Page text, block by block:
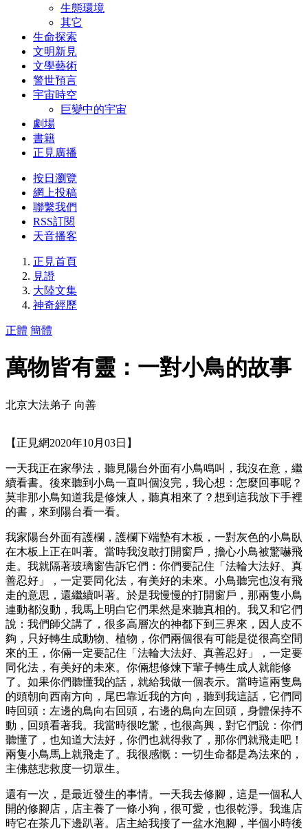
生態環境
其它
生命探索
文明新見
文學藝術
警世預言
宇宙時空
巨變中的宇宙
劇場
書籍
正見廣播
按日瀏覽
網上投稿
聯繫我們
RSS訂閱
天音播客
正見首頁
見證
大陸文集
神奇經歷
正體 簡體
萬物皆有靈：一對小鳥的故事
北京大法弟子 向善
【正見網2020年10月03日】
一天我正在家學法，聽見陽台外面有小鳥鳴叫，我沒在意，繼
續看書。後來聽到小鳥一直叫個沒完，我心想：怎麼回事呢？
莫非那小鳥知道我是修煉人，聽真相來了？想到這我放下手裡
的書，來到陽台看一看。
我家陽台外面有護欄，護欄下端墊有木板，一對灰色的小鳥臥
在木板上正在叫著。當時我沒敢打開窗戶，擔心小鳥被驚嚇飛
走。我就隔著玻璃窗告訴它們：你們要記住「法輪大法好、真
善忍好」，一定要同化法，有美好的未來。小鳥聽完也沒有飛
走的意思，還繼續叫著。於是我慢慢的打開窗戶，那兩隻小鳥
連動都沒動，我馬上明白它們果然是來聽真相的。我又和它們
說：我們師父講了，很多高層次的神都下到三界來，因人皮不
夠，只好轉生成動物、植物，你們兩個很有可能是從很高空間
來的王，你倆一定要記住「法輪大法好、真善忍好」，一定要
同化法，有美好的未來。你倆想修煉下輩子轉生成人就能修
了。如果你們聽懂我的話，就給我做一個表示。當時這兩隻鳥
的頭朝向西南方向，尾巴靠近我的方向，聽到我這話，它們同
時回頭：左邊的鳥向右回頭，右邊的鳥向左回頭，身體保持不
動，回頭看著我。我當時很吃驚，也很高興，對它們說：你們
聽懂了，也知道大法好，你們也就得救了，那你們就飛走吧！
兩隻小鳥馬上就飛走了。我很感慨：一切生命都是為法來的，
主佛慈悲救度一切眾生。
還有一次，是最近發生的事情。一天我去修腳，這是一個私人
開的修腳店，店主養了一條小狗，很可愛，也很乾淨。我進店
時它在茶几下邊趴著。店主給我接了一盆水泡腳，半個小時後